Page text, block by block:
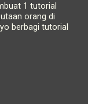
1 tutorial
orang di
berbagi tutorial